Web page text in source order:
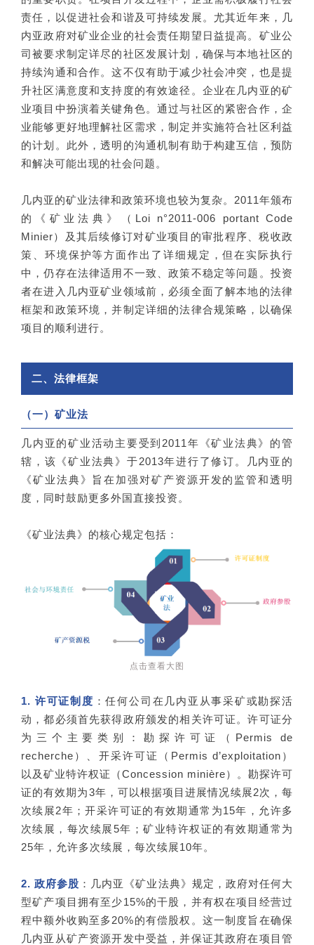
责任，以促进社会和谐及可持续发展。尤其近年来，几
内亚政府对矿业企业的社会责任期望日益提高。矿业公
司被要求制定详尽的社区发展计划，确保与本地社区的
持续沟通和合作。这不仅有助于减少社会冲突，也是提
升社区满意度和支持度的有效途径。企业在几内亚的矿
业项目中扮演着关键角色。通过与社区的紧密合作，企
业能够更好地理解社区需求，制定并实施符合社区利益
的计划。此外，透明的沟通机制有助于构建互信，预防
和解决可能出现的社会问题。
几内亚的矿业法律和政策环境也较为复杂。2011年颁布
的《矿业法典》（Loi n°2011-006 portant Code
Minier）及其后续修订对矿业项目的审批程序、税收政
策、环境保护等方面作出了详细规定，但在实际执行
中，仍存在法律适用不一致、政策不稳定等问题。投资
者在进入几内亚矿业领域前，必须全面了解本地的法律
框架和政策环境，并制定详细的法律合规策略，以确保
项目的顺利进行。
二、法律框架
（一）矿业法
几内亚的矿业活动主要受到2011年《矿业法典》的管
辖，该《矿业法典》于2013年进行了修订。几内亚的
《矿业法典》旨在加强对矿产资源开发的监管和透明
度，同时鼓励更多外国直接投资。
《矿业法典》的核心规定包括：
点击查看大图
1. 许可证制度 ：任何公司在几内亚从事采矿或勘探活
动，都必须首先获得政府颁发的相关许可证。许可证分
为三个主要类别：勘探许可证（Permis de
recherche）、开采许可证（Permis d’exploitation）
以及矿业特许权证（Concession minière）。勘探许可
证的有效期为3年，可以根据项目进展情况续展2次，每
次续展2年；开采许可证的有效期通常为15年，允许多
次续展，每次续展5年；矿业特许权证的有效期通常为
25年，允许多次续展，每次续展10年。
2. 政府参股 ：几内亚《矿业法典》规定，政府对任何大
型矿产项目拥有至少15%的干股，并有权在项目经营过
程中额外收购至多20%的有偿股权。这一制度旨在确保
几内亚从矿产资源开发中受益，并保证其政府在项目管